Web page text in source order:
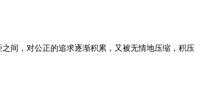
间，对公正的追求逐渐积累，又被无情地压缩，积压